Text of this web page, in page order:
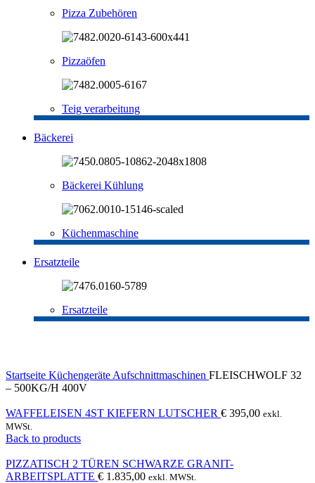
Pizza Zubehören
Pizzaöfen
Teig verarbeitung
Bäckerei
Bäckerei Kühlung
Küchenmaschine
Ersatzteile
Ersatzteile
Startseite Küchengeräte Aufschnittmaschinen FLEISCHWOLF 32
– 500KG/H 400V
WAFFELEISEN 4ST KIEFERN LUTSCHER € 395,00 exkl.
MWSt.
Back to products
PIZZATISCH 2 TÜREN SCHWARZE GRANIT-
ARBEITSPLATTE € 1.835,00 exkl. MWSt.